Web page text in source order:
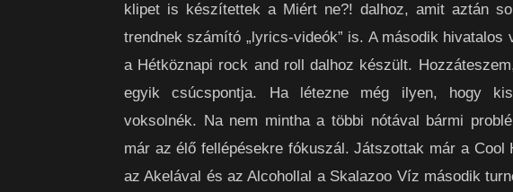
klipet is készítettek a Miért ne?! dalhoz, amit aztán
trendnek számító „lyrics-videók” is. A második
a Hétköznapi rock and roll dalhoz készült.
egyik csúcspontja. Ha létezne még ilyen, hogy
voksolnék. Na nem mintha a többi nótával bármi
már az élő fellépésekre fókuszál. Játszottak már a Cool
az Akelával és az Alcohollal a Skalazoo Víz második